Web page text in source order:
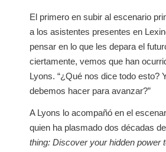
El primero en subir al escenario
a los asistentes presentes en
pensar en lo que les depara el
ciertamente, vemos que han
Lyons. “¿Qué nos dice todo esto?
debemos hacer para avanzar?”
A Lyons lo acompañó en el
quien ha plasmado dos décadas
thing: Discover your hidden power